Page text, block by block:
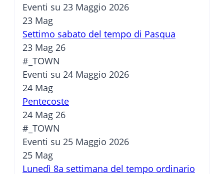
Eventi su 23 Maggio 2026
23 Mag
Settimo sabato del tempo di Pasqua
23 Mag 26
#_TOWN
Eventi su 24 Maggio 2026
24 Mag
Pentecoste
24 Mag 26
#_TOWN
Eventi su 25 Maggio 2026
25 Mag
Lunedì 8a settimana del tempo ordinario